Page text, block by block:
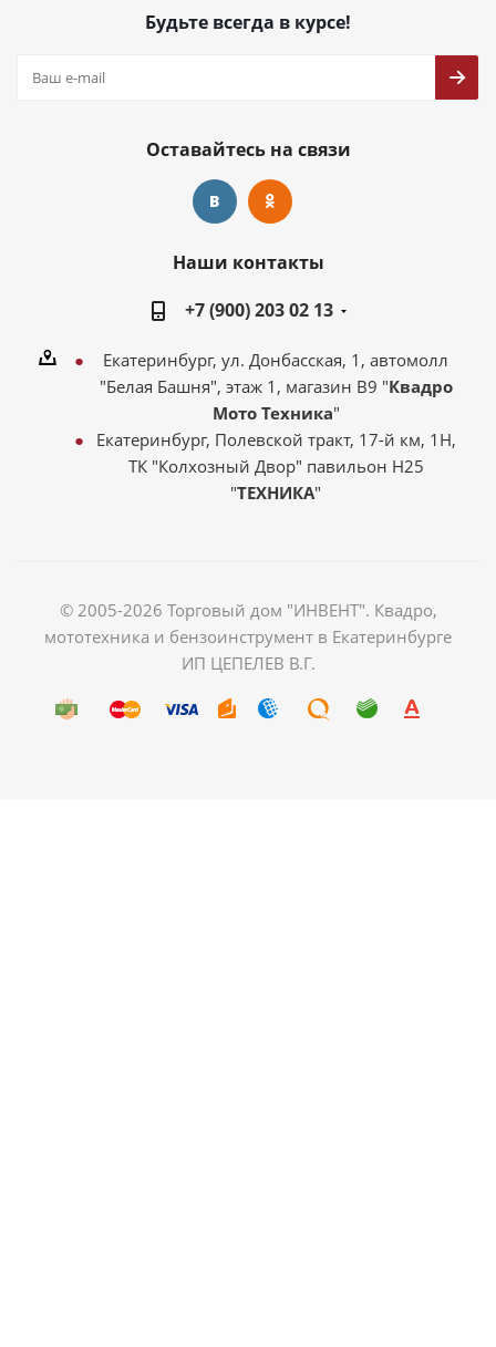
Будьте всегда в курсе!
Оставайтесь на связи
Наши контакты
+7 (900) 203 02 13
Екатеринбург, ул. Донбасская, 1, автомолл
"Белая Башня", этаж 1, магазин В9 "Квадро
Мото Техника"
Екатеринбург, Полевской тракт, 17-й км, 1Н,
ТК "Колхозный Двор" павильон Н25
"ТЕХНИКА"
© 2005-2026 Торговый дом "ИНВЕНТ". Квадро,
мототехника и бензоинструмент в Екатеринбурге
ИП ЦЕПЕЛЕВ В.Г.